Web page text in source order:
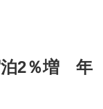
2％増 年間は外国人増
泊2％増 年